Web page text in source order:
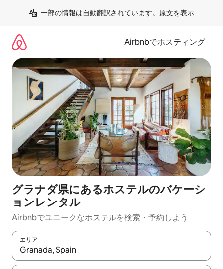
一部の情報は自動翻訳されています。 原文を表示
Airbnbでホスティング
グラナダ県にあるホステルのバケーシ
ョンレンタル
Airbnbでユニークなホステルを検索・予約しよう
エリア
検索結果が表示されたら、上下の矢印キーを使って移動するか